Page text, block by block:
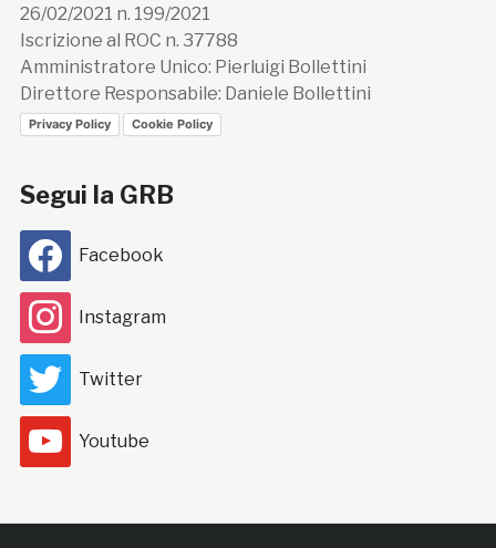
26/02/2021 n. 199/2021
Iscrizione al ROC n. 37788
Amministratore Unico: Pierluigi Bollettini
Direttore Responsabile: Daniele Bollettini
Privacy Policy Cookie Policy
Segui la GRB
Facebook
Instagram
Twitter
Youtube